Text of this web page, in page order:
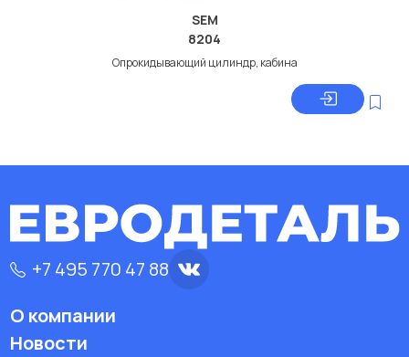
SEM
8204
Опрокидывающий цилиндр, кабина
+7 495 770 47 88
О компании
Новости